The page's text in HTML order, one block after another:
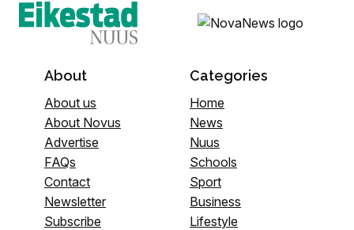
About
About us
About Novus
Advertise
FAQs
Contact
Newsletter
Subscribe
Categories
Home
News
Nuus
Schools
Sport
Business
Lifestyle